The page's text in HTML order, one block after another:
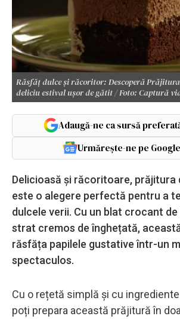
Răsfăț dulce și răcoritor: Descoperă
deliciu estival ușor de gătit / Foto: Captură
Adaugă-ne ca sursă
Urmărește-ne pe
Delicioasă și răcoritoare, prăjitura
este o alegere perfectă pentru a
dulcele verii. Cu un blat crocant
strat cremos de înghețată,
răsfăța papilele gustative într-un
spectaculos.
Cu o rețetă simplă și cu
poți prepara această prăjitură în